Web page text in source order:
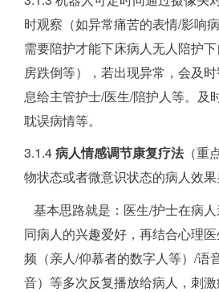
时观察（如异常痛苦的表情/影响
需要陪护才能下床病人无人陪护
房跌倒等），若出现异常，会及
息给主管护士/医生/陪护人等。及
耽误病情等。
3.1.4病人情感调节康复疗法（重
物状态或者微意识状态的病人效果
基本思路就是：医生/护士在病
同病人的兴趣爱好，再结合心理
频（亲人/仰慕者的数字人等）/语
音）等多次反复播放给病人，刺